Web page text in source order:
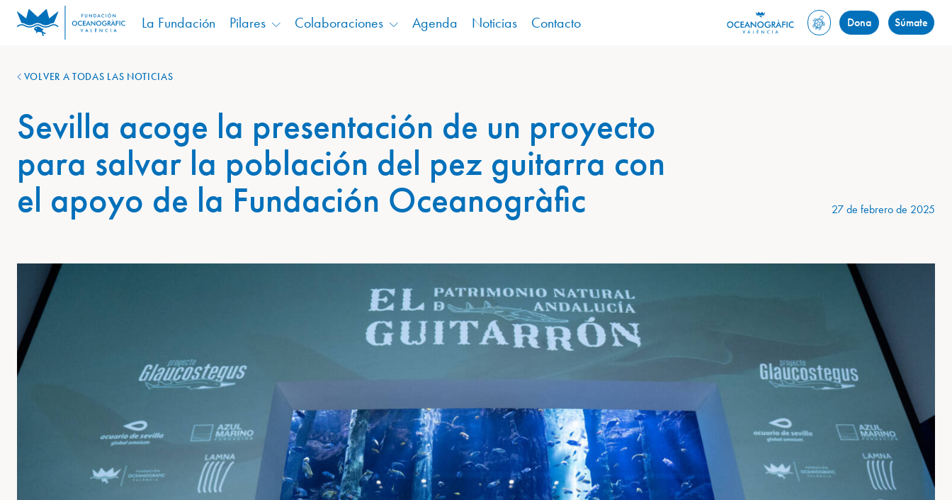
La Fundación Pilares Colaboraciones Agenda Noticias Contacto Dona Súmate
VOLVER A TODAS LAS NOTICIAS
Sevilla acoge la presentación de un proyecto
para salvar la población del pez guitarra con
el apoyo de la Fundación Oceanogràfic
27 de febrero de 2025